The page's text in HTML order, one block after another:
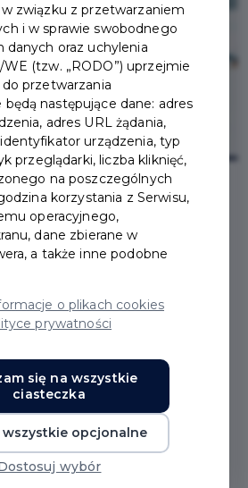
PRUSZCZA
DOT.
PROJEKTU
W SPRAWIE
BUDŻETU
związku z przetwarzaniem
i w sprawie swobodnego
danych oraz uchylenia
(tzw. „RODO”) uprzejmie
przetwarzania
następujące dane: adres
adres URL żądania,
urządzenia, typ
przeglądarki, liczba kliknięć,
na poszczególnych
korzystania z Serwisu,
operacyjnego,
dane zbierane w
a także inne podobne
o plikach cookies
prywatności
się na wszystkie
ciasteczka
wszystkie opcjonalne
wybór